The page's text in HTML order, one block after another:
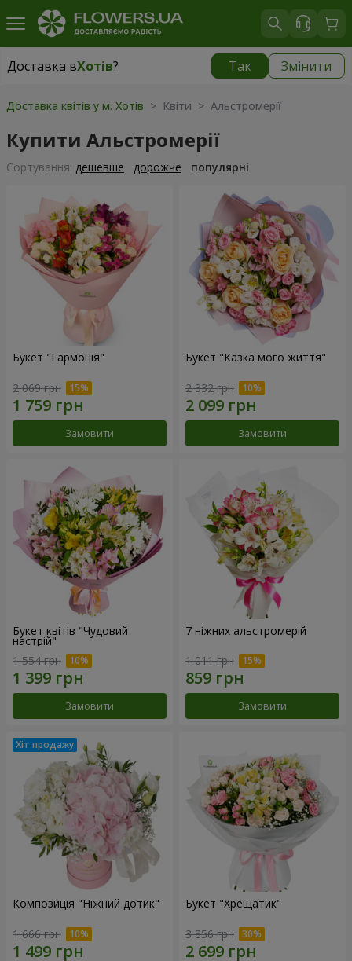
Доставка вХотів? Так Змінити
Доставка вХотів|
Доставка квітів у м. Хотів > Квіти > Альстромерії
Купити Альстромерії
Сортування: дешевше дорожче популярні
Букет "Гармонія"
2 069 грн
Замовити
Букет "Казка мого життя"
2 332 грн
Замовити
Букет квітів "Чудовий
настрій"
1 554 грн
Замовити
7 ніжних альстромерій
1 011 грн
Замовити
Композиція "Ніжний дотик"
1 666 грн
Букет "Хрещатик"
3 856 грн